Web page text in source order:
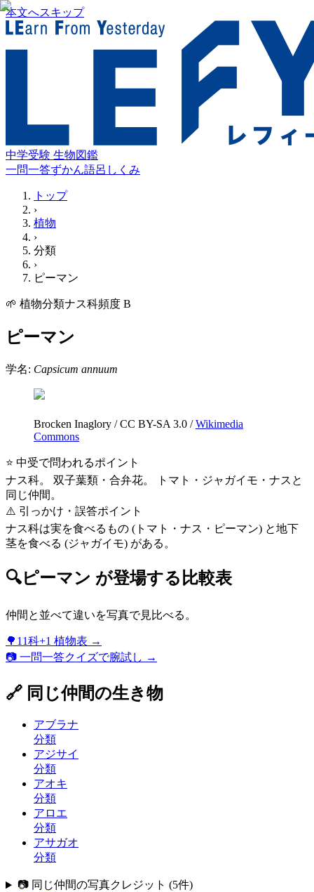
本文へスキップ
中学受験 生物図鑑
一問一答ずかん語呂 しくみ
トップ
›
植物
›
分類
›
ピーマン
🌱 植物分類ナス科頻度 B
ピーマン
学名: Capsicum annuum
Brocken Inaglory /CC BY-SA 3.0 / Wikimedia
Commons
⭐ 中受で問われるポイント
ナス科。 双子葉類・合弁花。 トマト・ジャガイモ・ナスと
同じ仲間。
⚠️ 引っかけ・誤答ポイント
ナス科は実を食べるもの (トマト・ナス・ピーマン) と地下
茎を食べる (ジャガイモ) がある。
🔍ピーマン が登場する比較表
仲間と並べて違いを写真で見比べる。
🌳 11科+1 植物表 →
📷 一問一答クイズで腕試し →
🔗 同じ仲間の生き物
アブラナ
分類
アジサイ
分類
アオキ
分類
アロエ
分類
アサガオ
分類
📷 同じ仲間の写真クレジット (5件)